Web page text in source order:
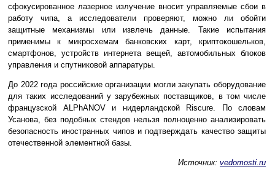
сфокусированное лазерное излучение вносит управляемые сбои в
работу чипа, а исследователи проверяют, можно ли обойти
защитные механизмы или извлечь данные. Такие испытания
применимы к микросхемам банковских карт, криптокошельков,
смартфонов, устройств интернета вещей, автомобильных блоков
управления и спутниковой аппаратуры.
До 2022 года российские организации могли закупать оборудование
для таких исследований у зарубежных поставщиков, в том числе
французской ALPhANOV и нидерландской Riscure. По словам
Усанова, без подобных стендов нельзя полноценно анализировать
безопасность иностранных чипов и подтверждать качество защиты
отечественной элементной базы.
Источник: vedomosti.ru